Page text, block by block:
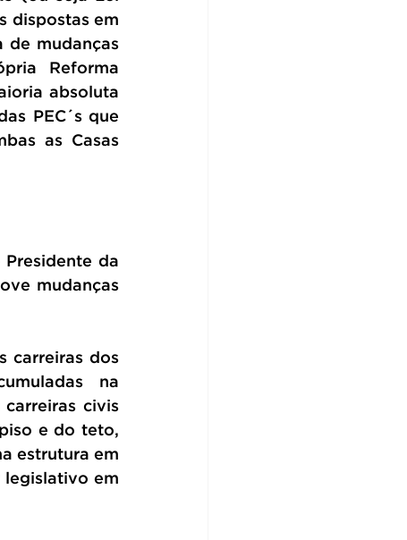
dispostas em
de mudanças
Reforma
absoluta
PEC´s que
as Casas
da
mudanças
carreiras dos
na
carreiras civis
e do teto,
estrutura em
legislativo em